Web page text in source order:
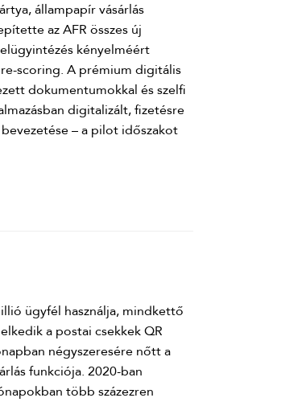
állampapír vásárlás
az AFR összes új
kényelméért
scoring. A prémium digitális
dokumentumokkal és szelfi
digitalizált, fizetésre
– a pilot időszakot
ügyfél használja, mindkettő
a postai csekkek QR
négyszeresére nőtt a
funkciója. 2020-ban
több százezren